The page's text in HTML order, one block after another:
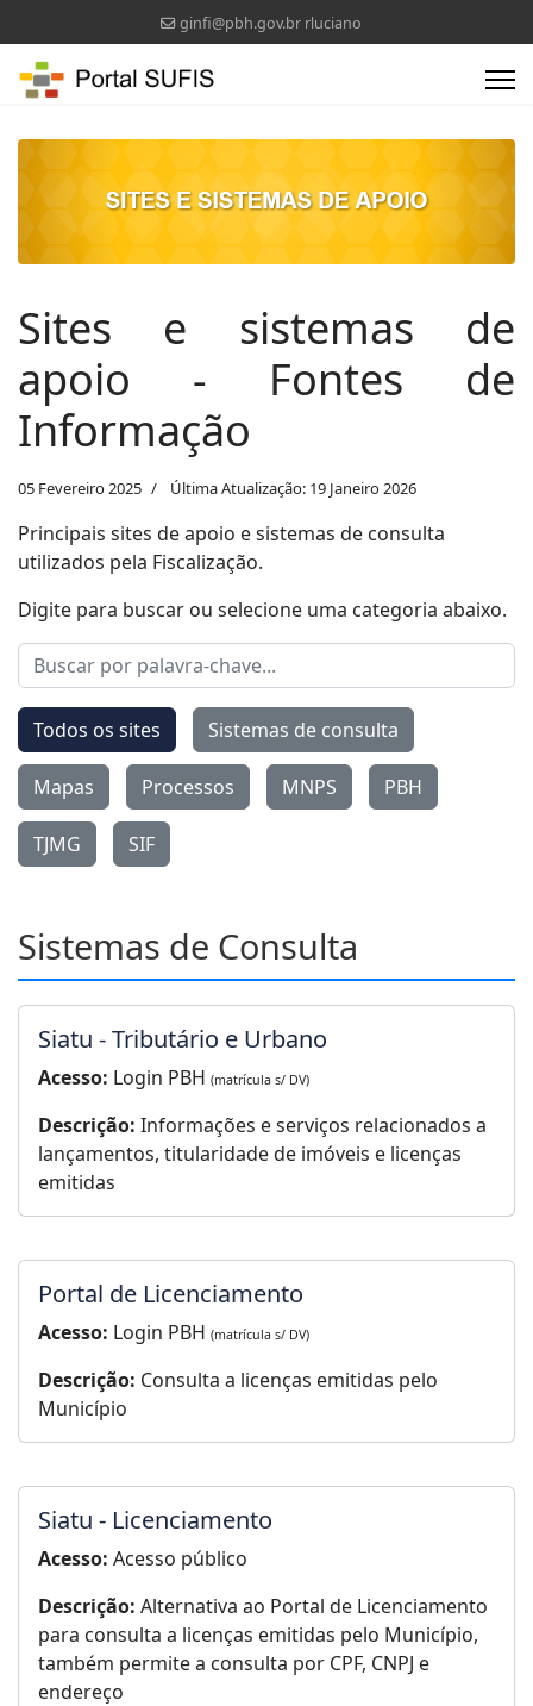
ginfi@pbh.gov.br rluciano
Sites e sistemas de
apoio - Fontes de
Informação
05 Fevereiro 2025 Última Atualização: 19 Janeiro 2026
Principais sites de apoio e sistemas de consulta
utilizados pela Fiscalização.
Digite para buscar ou selecione uma categoria abaixo.
Todos os sites Sistemas de consulta
Mapas Processos MNPS PBH
TJMG SIF
Sistemas de Consulta
Siatu - Tributário e Urbano
Acesso: Login PBH (matrícula s/ DV)
Descrição: Informações e serviços relacionados a
lançamentos, titularidade de imóveis e licenças
emitidas
Portal de Licenciamento
Acesso: Login PBH (matrícula s/ DV)
Descrição: Consulta a licenças emitidas pelo
Município
Siatu - Licenciamento
Acesso: Acesso público
Descrição: Alternativa ao Portal de Licenciamento
para consulta a licenças emitidas pelo Município,
também permite a consulta por CPF, CNPJ e
endereço